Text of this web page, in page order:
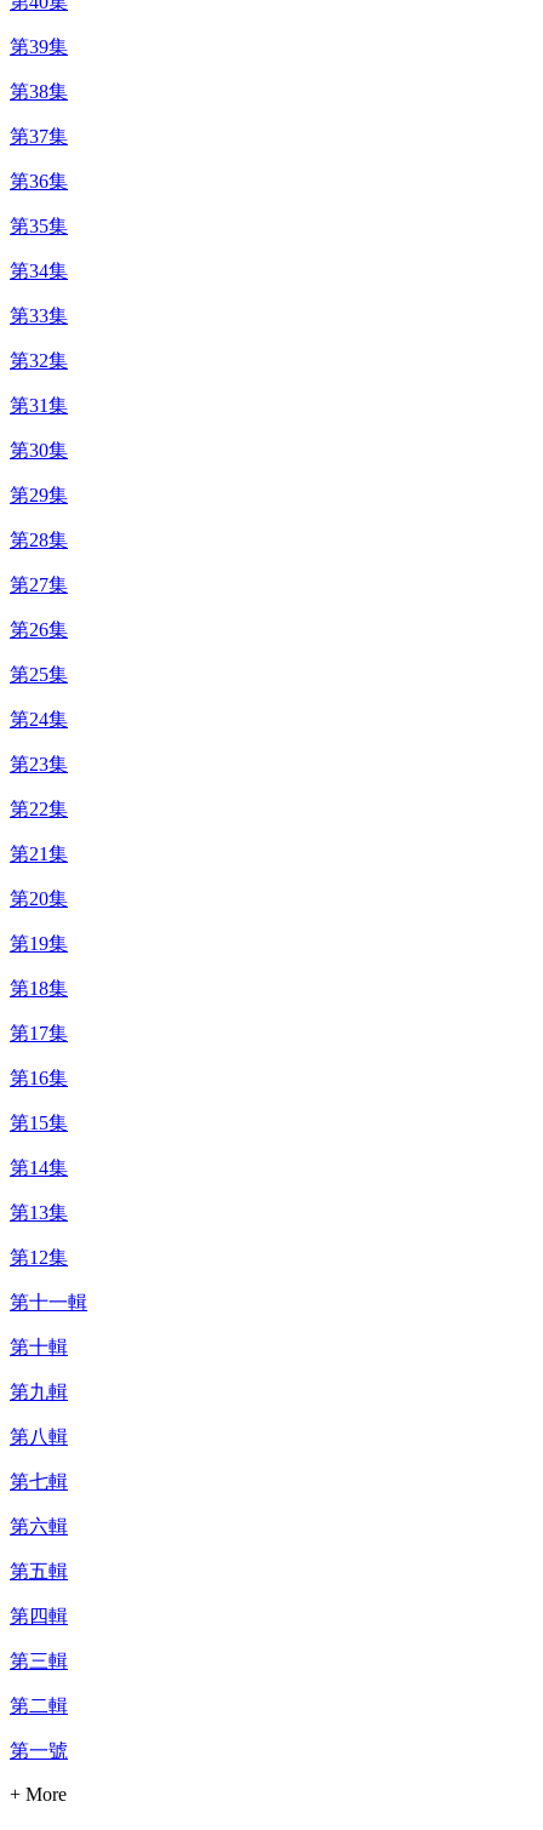
第39集
第38集
第37集
第36集
第35集
第34集
第33集
第32集
第31集
第30集
第29集
第28集
第27集
第26集
第25集
第24集
第23集
第22集
第21集
第20集
第19集
第18集
第17集
第16集
第15集
第14集
第13集
第12集
第十一輯
第十輯
第九輯
第八輯
第七輯
第六輯
第五輯
第四輯
第三輯
第二輯
第一號
+ More